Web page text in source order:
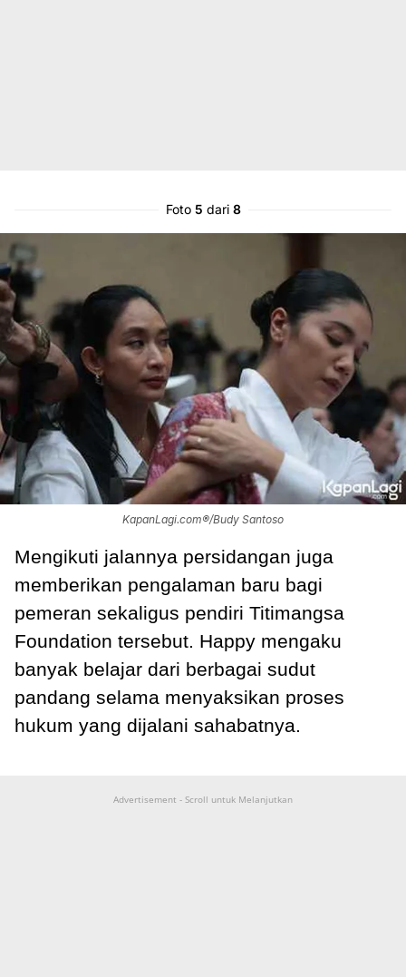
Foto 5 dari 8
KapanLagi.com®/Budy Santoso
Mengikuti jalannya persidangan juga
memberikan pengalaman baru bagi
pemeran sekaligus pendiri Titimangsa
Foundation tersebut. Happy mengaku
banyak belajar dari berbagai sudut
pandang selama menyaksikan proses
hukum yang dijalani sahabatnya.
Advertisement - Scroll untuk Melanjutkan